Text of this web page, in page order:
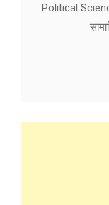
Political